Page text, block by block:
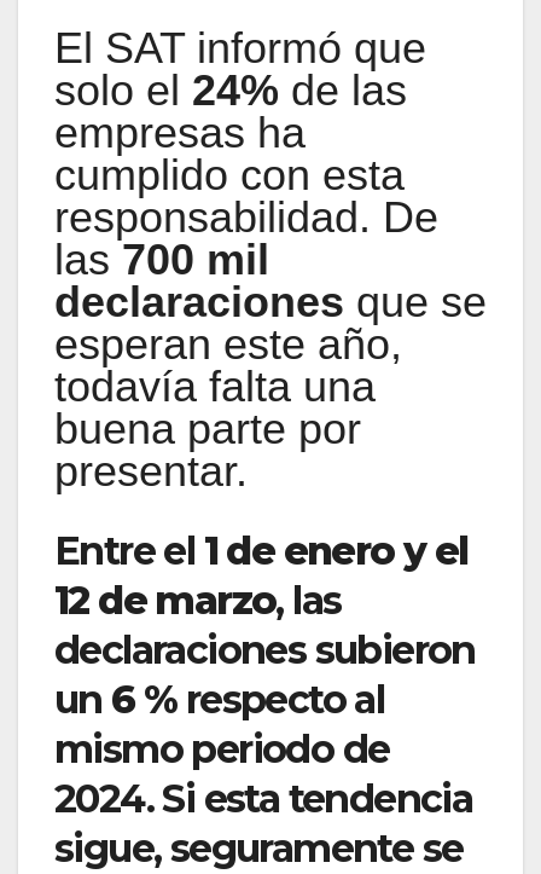
El SAT informó que
solo el 24% de las
empresas ha
cumplido con esta
responsabilidad. De
las 700 mil
declaraciones que se
esperan este año,
todavía falta una
buena parte por
presentar.
Entre el 1 de enero y el
12 de marzo, las
declaraciones subieron
un 6 %respecto al
mismo periodo de
2024. Si esta tendencia
sigue, seguramente se